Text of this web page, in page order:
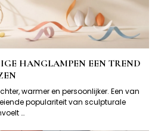
HANGLAMPEN EEN TREND
warmer en persoonlijker. Een van
populariteit van sculpturale
…